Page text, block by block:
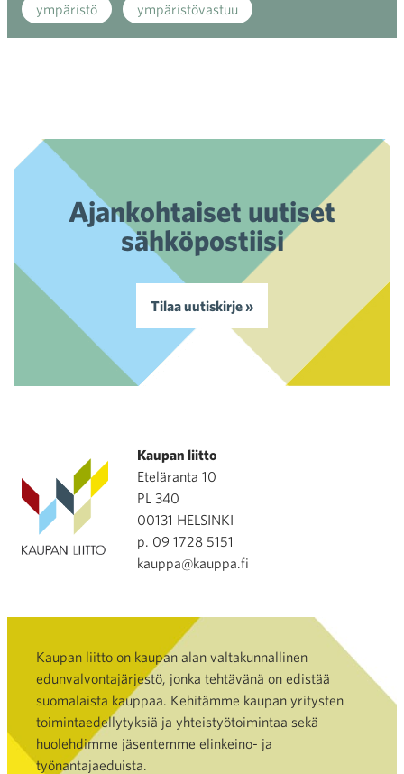
ympäristö ympäristövastuu
Ajankohtaiset uutiset
sähköpostiisi
Tilaa uutiskirje »
Kaupan liitto
Eteläranta 10
PL 340
00131 HELSINKI
p. 09 1728 5151
kauppa@kauppa.fi
Kaupan liitto on kaupan alan valtakunnallinen
edunvalvontajärjestö, jonka tehtävänä on edistää
suomalaista kauppaa. Kehitämme kaupan yritysten
toimintaedellytyksiä ja yhteistyötoimintaa sekä
huolehdimme jäsentemme elinkeino- ja
työnantajaeduista.